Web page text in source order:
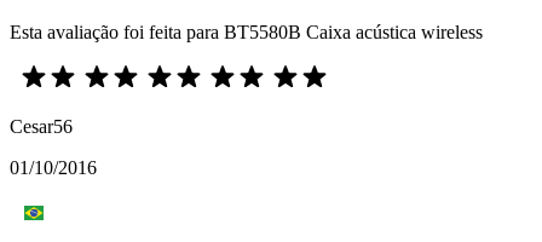
Esta avaliação foi feita para BT5580B Caixa acústica wireless
Cesar56
01/10/2016